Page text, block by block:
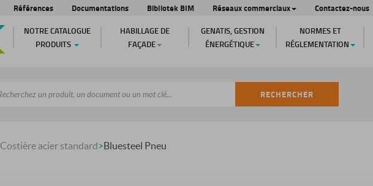
Références Documentations Bibliotek BIM Réseaux commerciaux Contactez-nous
NOTRE CATALOGUE
PRODUITS
HABILLAGE DE
FAÇADE
GENATIS, GESTION
ÉNERGÉTIQUE
NORMES ET
RÉGLEMENTATION
RECHERCHER
Costière acier standard>Bluesteel Pneu